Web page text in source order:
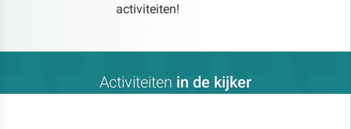
activiteiten!
Activiteiten in de kijker